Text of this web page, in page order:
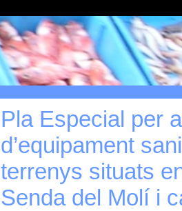
Pla Especial per
d’equipament
terrenys situats
Senda del Molí i